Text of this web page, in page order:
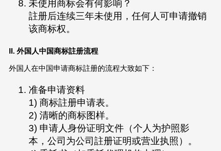
未使用商标会有何影响？
註册后连续三年未使用，任何人可申请撤销
该商标权。
II. 外国人中国商标註册流程
外国人在中国申请商标註册的流程大致如下：
准备申请资料
1) 商标註册申请表。
2) 清晰的商标图样。
3) 申请人身份证明文件（个人为护照影
本，公司为公司註册证明或营业执照）。